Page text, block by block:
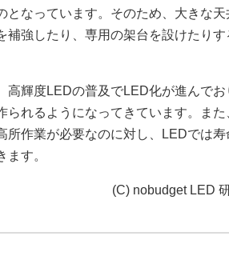
なっています。そのため、大きな天
強したり、専用の架台を設けたりす
高輝度LEDの普及でLED化が進んで
られるようになってきています。ま
所作業が必要なのに対し、LEDでは
す。
(C) nobudget LED